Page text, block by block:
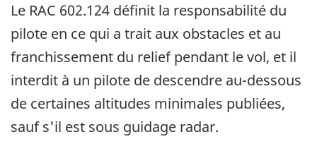
Le RAC 602.124 définit la responsabilité du
pilote en ce qui a trait aux obstacles et au
franchissement du relief pendant le vol, et il
interdit à un pilote de descendre au-dessous
de certaines altitudes minimales publiées,
sauf s'il est sous guidage radar.